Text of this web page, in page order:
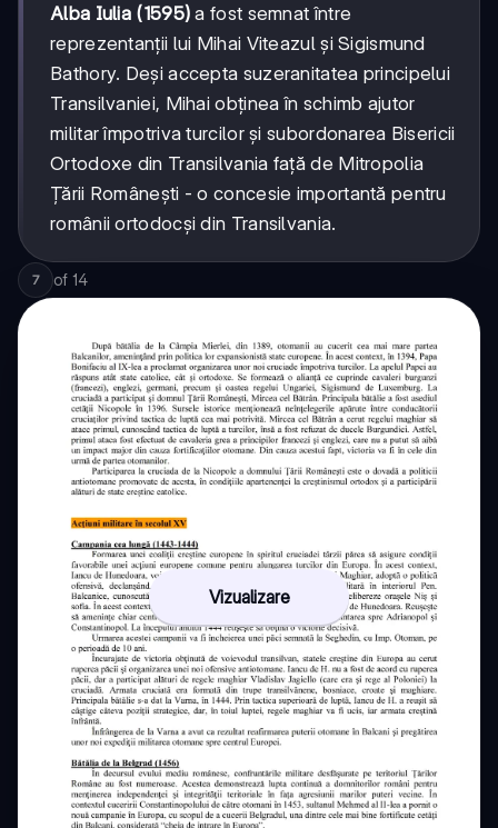
Alba Iulia (1595) a fost semnat între
reprezentanții lui Mihai Viteazul și Sigismund
Bathory. Deși accepta suzeranitatea principelui
Transilvaniei, Mihai obținea în schimb ajutor
militar împotriva turcilor și subordonarea Bisericii
Ortodoxe din Transilvania față de Mitropolia
Țării Românești - o concesie importantă pentru
românii ortodocși din Transilvania.
7 of 14
Vizualizare